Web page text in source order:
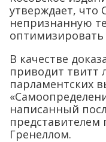
утверждает, что
непризнанную
В качестве
приводит твитт
парламентских
написанный
Гренеллом.